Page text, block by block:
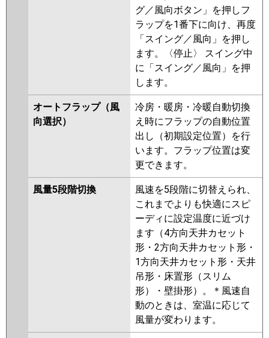
グ／風向ボタン」を押しフ
ラップを1番下に向け、再度
「スイング／風向」を押し
ます。〈停止〉 スイング中
に「スイング／風向」を押
します。
オートフラップ（風
向選択）
冷房・暖房・冷暖自動切換
え時にフラップの自動位置
出し（初期設定位置）を行
います。フラップ位置は変
更できます。
風量5段階切換
風速を5段階に切替えられ、
これまでよりも快適にスピ
ーディに設定温度に近づけ
ます（4方向天井カセット
形・2方向天井カセット形・
1方向天井カセット形・天井
吊形・床置形（スリム
形）・壁掛形）。＊風速自
動のときは、室温に応じて
風量が変わります。